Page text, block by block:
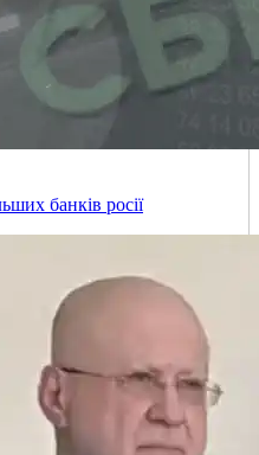
банків росії